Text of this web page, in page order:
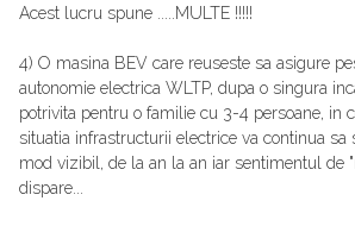
Acest lucru spune .....MULTE !!!!!
4) O masina BEV care reuseste sa asigure
autonomie electrica WLTP, dupa o singura
potrivita pentru o familie cu 3-4 persoane, in
situatia infrastructurii electrice va continua sa
mod vizibil, de la an la an iar sentimentul de
dispare...